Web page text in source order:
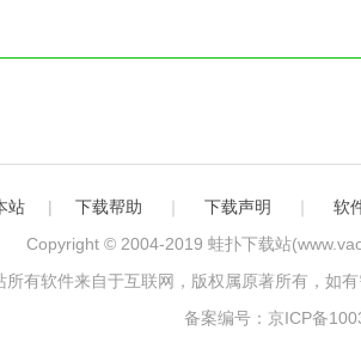
站 | 下载帮助 下载声明 软
Copyright © 2004-2019 蛙扑下载站
有软件来自于互联网，版权属原著所有，如
备案编号：京ICP备